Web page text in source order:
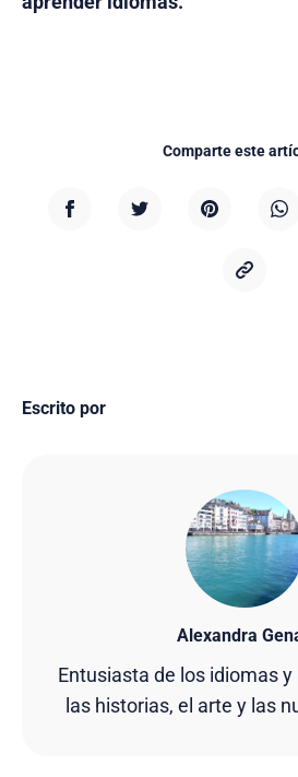
Comparte este
Escrito por
Alexandra
Entusiasta de los idiomas
las historias, el arte y las